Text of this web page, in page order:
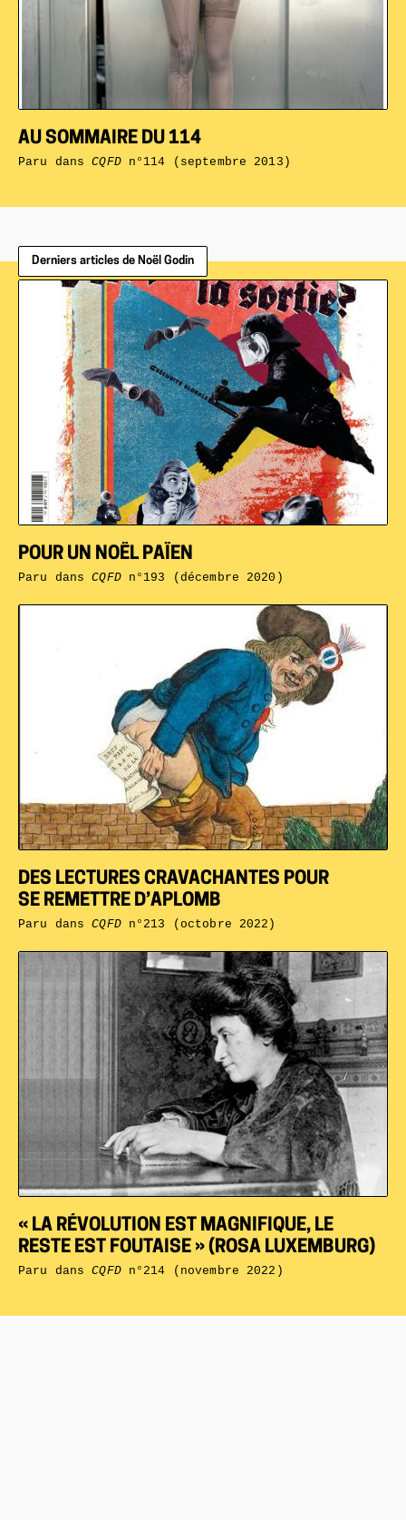
AU SOMMAIRE DU 114
Paru dansCQFDn°114 (septembre 2013)
Derniers articles de Noël Godin
« LA RÉVOLUTION EST MAGNIFIQUE, LE
RESTE EST FOUTAISE » (ROSA LUXEMBURG)
Paru dansCQFDn°214 (novembre 2022)
DES LECTURES CRAVACHANTES POUR
SE REMETTRE D’APLOMB
Paru dansCQFDn°213 (octobre 2022)
POUR UN NOËL PAÏEN
Paru dansCQFDn°193 (décembre 2020)